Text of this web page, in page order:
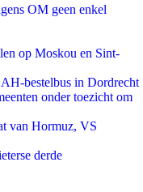
OM geen enkel
op Moskou en Sint-
bestelbus in Dordrecht
onder toezicht om
van Hormuz, VS
derde